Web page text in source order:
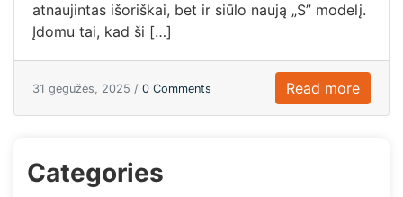
atnaujintas išoriškai, bet ir siūlo naują „S” modelį.
Įdomu tai, kad ši […]
31 gegužės, 2025 / 0 Comments Read more
Categories